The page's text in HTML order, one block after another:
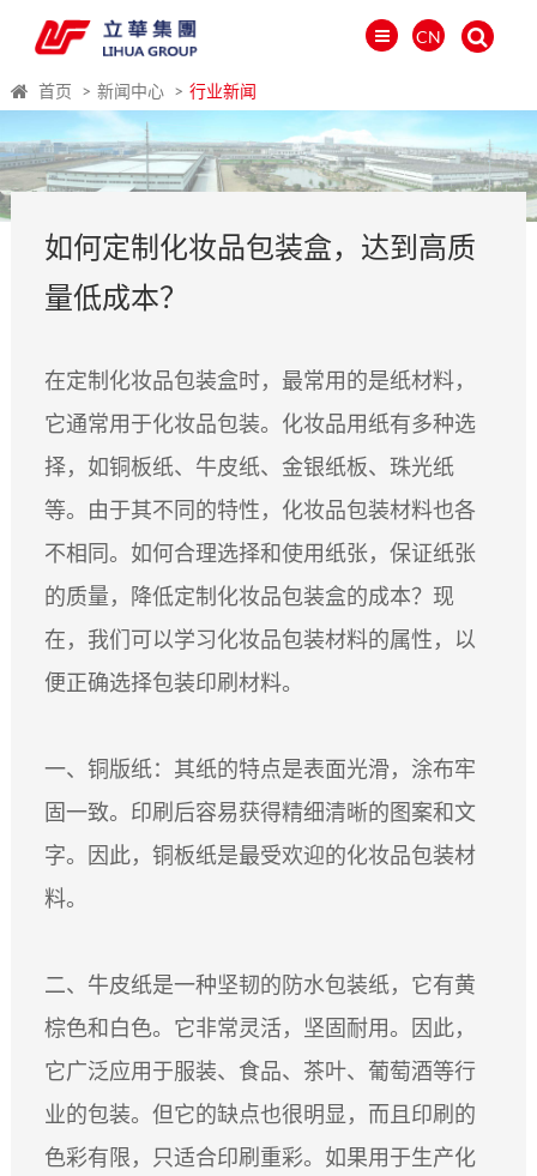
CN
العالمية
PORTUGUÉS
PYCCKИЙ
DEUTSCH
FRANÇAIS
中文
首页 新闻中心 行业新闻
如何定制化妆品包装盒，达到高质
量低成本？
在定制化妆品包装盒时，最常用的是纸材料，
它通常用于化妆品包装。化妆品用纸有多种选
择，如铜板纸、牛皮纸、金银纸板、珠光纸
等。由于其不同的特性，化妆品包装材料也各
不相同。如何合理选择和使用纸张，保证纸张
的质量，降低定制化妆品包装盒的成本？现
在，我们可以学习化妆品包装材料的属性，以
便正确选择包装印刷材料。
一、铜版纸：其纸的特点是表面光滑，涂布牢
固一致。印刷后容易获得精细清晰的图案和文
字。因此，铜板纸是最受欢迎的化妆品包装材
料。
二、牛皮纸是一种坚韧的防水包装纸，它有黄
棕色和白色。它非常灵活，坚固耐用。因此，
它广泛应用于服装、食品、茶叶、葡萄酒等行
业的包装。但它的缺点也很明显，而且印刷的
色彩有限，只适合印刷重彩。如果用于生产化